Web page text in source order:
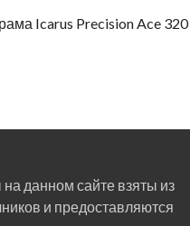
Icarus Precision Ace 320
данном сайте взяты из
и предоставляются